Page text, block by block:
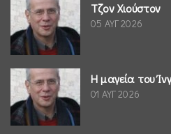
Τζον Χιούστον
05 ΑΥΓ 2026
Η μαγεία του
01 ΑΥΓ 2026